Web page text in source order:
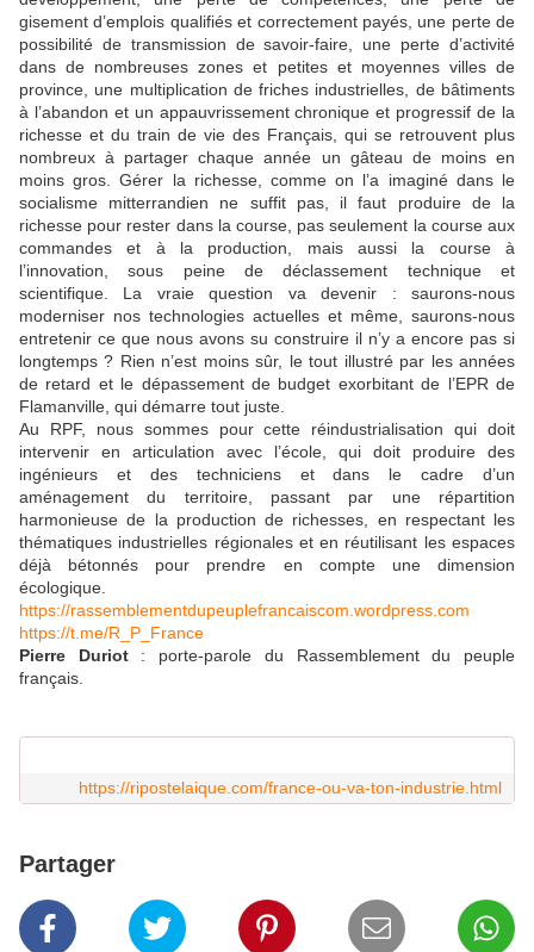
gisement d’emplois qualifiés et correctement payés, une perte de
possibilité de transmission de savoir-faire, une perte d’activité
dans de nombreuses zones et petites et moyennes villes de
province, une multiplication de friches industrielles, de bâtiments
à l’abandon et un appauvrissement chronique et progressif de la
richesse et du train de vie des Français, qui se retrouvent plus
nombreux à partager chaque année un gâteau de moins en
moins gros. Gérer la richesse, comme on l’a imaginé dans le
socialisme mitterrandien ne suffit pas, il faut produire de la
richesse pour rester dans la course, pas seulement la course aux
commandes et à la production, mais aussi la course à
l’innovation, sous peine de déclassement technique et
scientifique. La vraie question va devenir : saurons-nous
moderniser nos technologies actuelles et même, saurons-nous
entretenir ce que nous avons su construire il n’y a encore pas si
longtemps ? Rien n’est moins sûr, le tout illustré par les années
de retard et le dépassement de budget exorbitant de l’EPR de
Flamanville, qui démarre tout juste.
Au RPF, nous sommes pour cette réindustrialisation qui doit
intervenir en articulation avec l’école, qui doit produire des
ingénieurs et des techniciens et dans le cadre d’un
aménagement du territoire, passant par une répartition
harmonieuse de la production de richesses, en respectant les
thématiques industrielles régionales et en réutilisant les espaces
déjà bétonnés pour prendre en compte une dimension
écologique.
https://rassemblementdupeuplefrancaiscom.wordpress.com
https://t.me/R_P_France
Pierre Duriot: porte-parole du Rassemblement du peuple
français.
https://ripostelaique.com/france-ou-va-ton-industrie.html
Partager